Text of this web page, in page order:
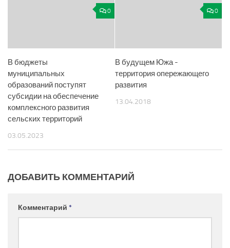
0
В бюджеты
муниципальных
образований поступят
субсидии на обеспечение
комплексного развития
сельских территорий
03.05.2023
0
В будущем Южа ­-
территория опережающего
развития
13.04.2018
ДОБАВИТЬ КОММЕНТАРИЙ
Комментарий *